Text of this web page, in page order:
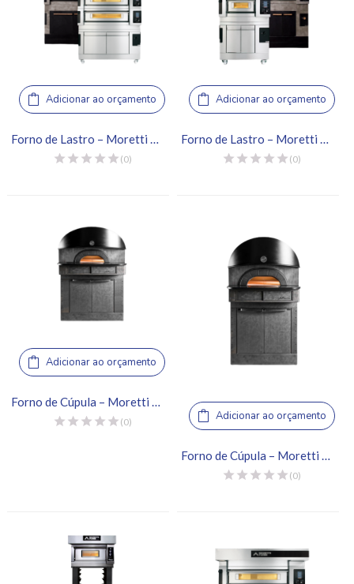
Adicionar ao orçamento
Forno de Lastro – Moretti Forni, Serie S100E
(0)
Adicionar ao orçamento
Forno de Lastro – Moretti Forni, Serie S50E
(0)
Adicionar ao orçamento
Forno de Cúpula – Moretti Forni, Neapolis 9
(0) Adicionar ao orçamento
Forno de Cúpula – Moretti Forni, Neapolis 4
(0)